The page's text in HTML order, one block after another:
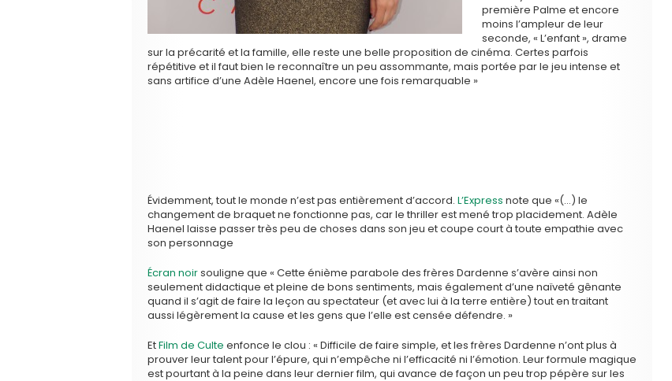
première Palme et encore
moins l’ampleur de leur
seconde, « L’enfant », drame
sur la précarité et la famille, elle reste une belle proposition de cinéma. Certes parfois
répétitive et il faut bien le reconnaître un peu assommante, mais portée par le jeu intense et
sans artifice d’une Adèle Haenel, encore une fois remarquable »
Évidemment, tout le monde n’est pas entièrement d’accord. L’Express note que «(…) le
changement de braquet ne fonctionne pas, car le thriller est mené trop placidement. Adèle
Haenel laisse passer très peu de choses dans son jeu et coupe court à toute empathie avec
son personnage
Écran noirsouligne que « Cette énième parabole des frères Dardenne s’avère ainsi non
seulement didactique et pleine de bons sentiments, mais également d’une naïveté gênante
quand il s’agit de faire la leçon au spectateur (et avec lui à la terre entière) tout en traitant
aussi légèrement la cause et les gens que l’elle est censée défendre. »
EtFilm de Culte enfonce le clou : « Difficile de faire simple, et les frères Dardenne n’ont plus à
prouver leur talent pour l’épure, qui n’empêche ni l’efficacité ni l’émotion. Leur formule magique
est pourtant à la peine dans leur dernier film, qui avance de façon un peu trop pépère sur les